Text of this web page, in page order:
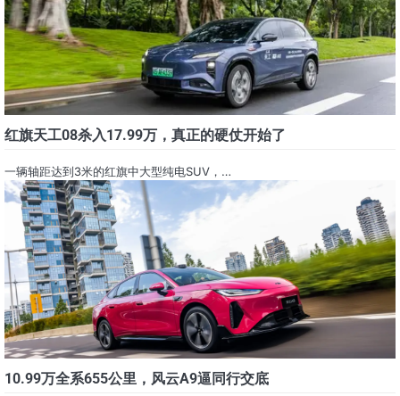
红旗天工08杀入17.99万，真正的硬仗开始了
一辆轴距达到3米的红旗中大型纯电SUV，…
10.99万全系655公里，风云A9逼同行交底